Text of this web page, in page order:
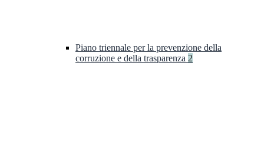
Piano triennale per la prevenzione della
corruzione e della trasparenza 2